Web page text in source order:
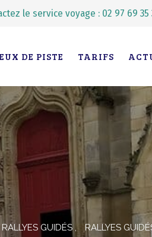
le service voyage : 02 97 69 35
DE PISTE TARIFS
RALLYES GUIDÉS RALLYES